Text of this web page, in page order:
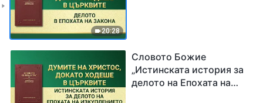
20:28
Словото Божие
„Истинската история за
делото на Епохата на